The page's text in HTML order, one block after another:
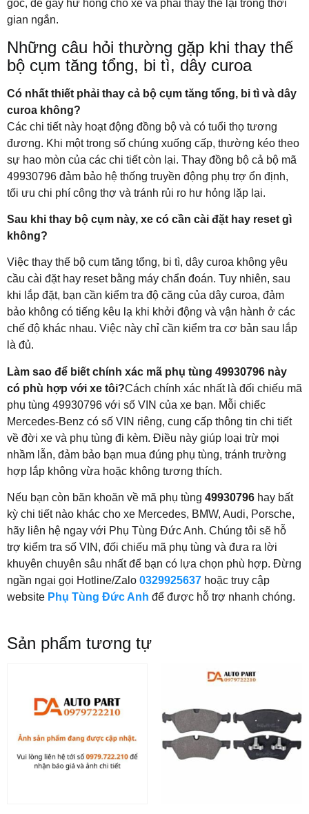
gốc, dễ gây hư hỏng cho xe và phải thay thế lại trong thời
gian ngắn.
Những câu hỏi thường gặp khi thay thế
bộ cụm tăng tổng, bi tì, dây curoa
Có nhất thiết phải thay cả bộ cụm tăng tổng, bi tì và dây
curoa không?
Các chi tiết này hoạt động đồng bộ và có tuổi thọ tương
đương. Khi một trong số chúng xuống cấp, thường kéo theo
sự hao mòn của các chi tiết còn lại. Thay đồng bộ cả bộ mã
49930796 đảm bảo hệ thống truyền động phụ trợ ổn định,
tối ưu chi phí công thợ và tránh rủi ro hư hỏng lặp lại.
Sau khi thay bộ cụm này, xe có cần cài đặt hay reset gì
không?
Việc thay thế bộ cụm tăng tổng, bi tì, dây curoa không yêu
cầu cài đặt hay reset bằng máy chẩn đoán. Tuy nhiên, sau
khi lắp đặt, bạn cần kiểm tra độ căng của dây curoa, đảm
bảo không có tiếng kêu lạ khi khởi động và vận hành ở các
chế độ khác nhau. Việc này chỉ cần kiểm tra cơ bản sau lắp
là đủ.
Làm sao để biết chính xác mã phụ tùng 49930796 này
có phù hợp với xe tôi?Cách chính xác nhất là đối chiếu mã
phụ tùng 49930796 với số VIN của xe bạn. Mỗi chiếc
Mercedes-Benz có số VIN riêng, cung cấp thông tin chi tiết
về đời xe và phụ tùng đi kèm. Điều này giúp loại trừ mọi
nhầm lẫn, đảm bảo bạn mua đúng phụ tùng, tránh trường
hợp lắp không vừa hoặc không tương thích.
Nếu bạn còn băn khoăn về mã phụ tùng 49930796 hay bất
kỳ chi tiết nào khác cho xe Mercedes, BMW, Audi, Porsche,
hãy liên hệ ngay với Phụ Tùng Đức Anh. Chúng tôi sẽ hỗ
trợ kiểm tra số VIN, đối chiếu mã phụ tùng và đưa ra lời
khuyên chuyên sâu nhất để bạn có lựa chọn phù hợp. Đừng
ngần ngại gọi Hotline/Zalo 0329925637 hoặc truy cập
website Phụ Tùng Đức Anh để được hỗ trợ nhanh chóng.
Sản phẩm tương tự